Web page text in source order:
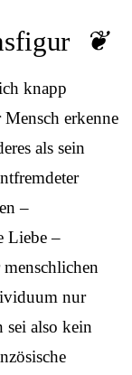
knapp
erkenne
als sein
–
Liebe –
nur
sei also kein